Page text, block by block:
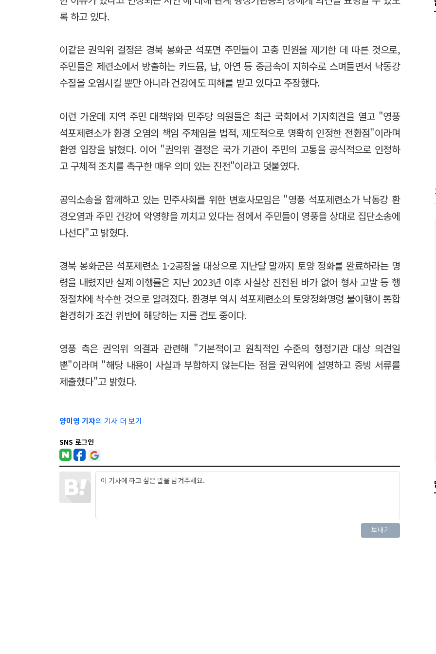
록 하고 있다.
이같은 권익위 결정은 경북 봉화군 석포면 주민들이 고충 민원을 제기한 데 따른 것으로,
주민들은 제련소에서 방출하는 카드뮴, 납, 아연 등 중금속이 지하수로 스며들면서 낙동강
수질을 오염시킬 뿐만 아니라 건강에도 피해를 받고 있다고 주장했다.
이런 가운데 지역 주민 대책위와 민주당 의원들은 최근 국회에서 기자회견을 열고 "영풍
석포제련소가 환경 오염의 책임 주체임을 법적, 제도적으로 명확히 인정한 전환점"이라며
환영 입장을 밝혔다. 이어 "권익위 결정은 국가 기관이 주민의 고통을 공식적으로 인정하
고 구체적 조치를 촉구한 매우 의미 있는 진전"이라고 덧붙였다.
공익소송을 함께하고 있는 민주사회를 위한 변호사모임은 "영풍 석포제련소가 낙동강 환
경오염과 주민 건강에 악영향을 끼치고 있다는 점에서 주민들이 영풍을 상대로 집단소송에
나선다"고 밝혔다.
경북 봉화군은 석포제련소 1·2공장을 대상으로 지난달 말까지 토양 정화를 완료하라는 명
령을 내렸지만 실제 이행률은 지난 2023년 이후 사실상 진전된 바가 없어 형사 고발 등 행
정절차에 착수한 것으로 알려졌다. 환경부 역시 석포제련소의 토양정화명령 불이행이 통합
환경허가 조건 위반에 해당하는 지를 검토 중이다.
영풍 측은 권익위 의결과 관련해 "기본적이고 원칙적인 수준의 행정기관 대상 의견일
뿐"이라며 "해당 내용이 사실과 부합하지 않는다는 점을 권익위에 설명하고 증빙 서류를
제출했다"고 밝혔다.
양미영 기자의 기사 더 보기
SNS 로그인